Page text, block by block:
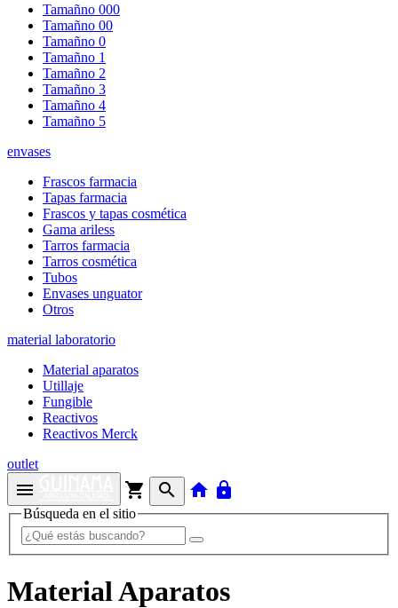
Tamañno 000
Tamañno 00
Tamañno 0
Tamañno 1
Tamañno 2
Tamañno 3
Tamañno 4
Tamañno 5
envases
Frascos farmacia
Tapas farmacia
Frascos y tapas cosmética
Gama ariless
Tarros farmacia
Tarros cosmética
Tubos
Envases unguator
Otros
material laboratorio
Material aparatos
Utillaje
Fungible
Reactivos
Reactivos Merck
outlet
menu shopping_cart search home lock
Búsqueda en el sitio
Material Aparatos